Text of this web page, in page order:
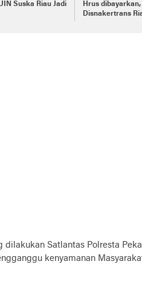
Suska Riau Jadi
Hrus dibayarkan,
Disnakertrans
dilakukan Satlantas Polresta
kenyamanan